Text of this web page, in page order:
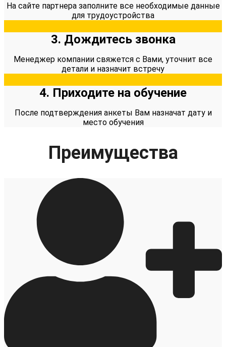
На сайте партнера заполните все необходимые данные
для трудоустройства
3. Дождитесь звонка
Менеджер компании свяжется с Вами, уточнит все
детали и назначит встречу
4. Приходите на обучение
После подтверждения анкеты Вам назначат дату и
место обучения​
Преимущества